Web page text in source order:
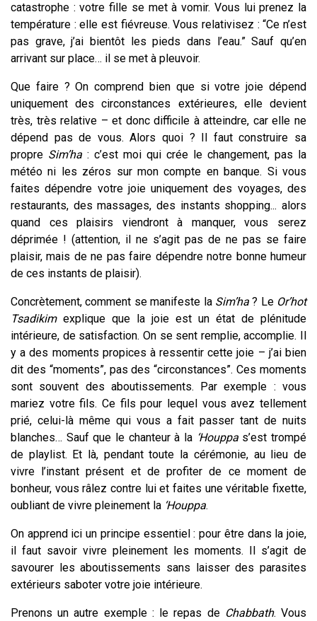
catastrophe : votre fille se met à vomir. Vous lui prenez la
température : elle est fiévreuse. Vous relativisez : “Ce n’est
pas grave, j’ai bientôt les pieds dans l’eau.” Sauf qu’en
arrivant sur place… il se met à pleuvoir.
Que faire ? On comprend bien que si votre joie dépend
uniquement des circonstances extérieures, elle devient
très, très relative – et donc difficile à atteindre, car elle ne
dépend pas de vous. Alors quoi ? Il faut construire sa
propre Sim’ha : c’est moi qui crée le changement, pas la
météo ni les zéros sur mon compte en banque. Si vous
faites dépendre votre joie uniquement des voyages, des
restaurants, des massages, des instants shopping... alors
quand ces plaisirs viendront à manquer, vous serez
déprimée ! (attention, il ne s’agit pas de ne pas se faire
plaisir, mais de ne pas faire dépendre notre bonne humeur
de ces instants de plaisir).
Concrètement, comment se manifeste la Sim’ha? Le Or’hot
Tsadikimexplique que la joie est un état de plénitude
intérieure, de satisfaction. On se sent remplie, accomplie. Il
y a des moments propices à ressentir cette joie – j’ai bien
dit des “moments”, pas des “circonstances”. Ces moments
sont souvent des aboutissements. Par exemple : vous
mariez votre fils. Ce fils pour lequel vous avez tellement
prié, celui-là même qui vous a fait passer tant de nuits
blanches… Sauf que le chanteur à la ‘Houppa s’est trompé
de playlist. Et là, pendant toute la cérémonie, au lieu de
vivre l’instant présent et de profiter de ce moment de
bonheur, vous râlez contre lui et faites une véritable fixette,
oubliant de vivre pleinement la ‘Houppa.
On apprend ici un principe essentiel : pour être dans la joie,
il faut savoir vivre pleinement les moments. Il s’agit de
savourer les aboutissements sans laisser des parasites
extérieurs saboter votre joie intérieure.
Prenons un autre exemple : le repas de Chabbath. Vous